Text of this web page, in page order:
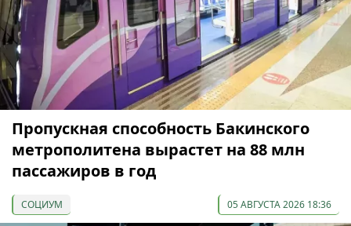
Пропускная способность Бакинского
метрополитена вырастет на 88 млн
пассажиров в год
СОЦИУМ 05 АВГУСТА 2026 18:36